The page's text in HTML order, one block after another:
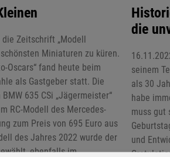
Zeitschrift „Modell
Miniaturen zu küren.
Oscars“ fand heute beim
als Gastgeber statt. Die
635 CSi „Jägermeister“
RC-Modell des Mercedes-
zum Preis von 695 Euro aus
des Jahres 2022 wurde der
ebenfalls im
die
seinem
als 30
habe
muss gut
und